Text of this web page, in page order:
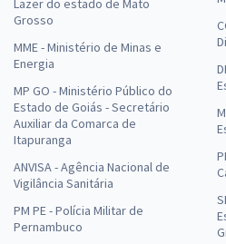
Lazer do estado de Mato
Grosso
MME - Ministério de Minas e
Energia
MP GO - Ministério Público do
Estado de Goiás - Secretário
Auxiliar da Comarca de
Itapuranga
ANVISA - Agência Nacional de
Vigilância Sanitária
PM PE - Polícia Militar de
Pernambuco